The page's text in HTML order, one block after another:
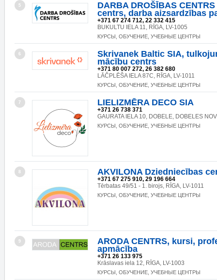
5
DARBA DROŠĪBAS
centrs, darba aizsardzības
+371 67 274 712, 22 332 415
BUKULTU IELA 11, RĪGA, LV-1005
КУРСЫ, ОБУЧЕНИЕ, УЧЕБНЫЕ ЦЕНТРЫ
6
Skrivanek Baltic SIA,
mācību centrs
+371 80 007 272, 26 382 680
LĀČPLĒŠA IELA 87C, RĪGA, LV-1011
КУРСЫ, ОБУЧЕНИЕ, УЧЕБНЫЕ ЦЕНТРЫ
7 LIELIZMĒRA DECO SIA
+371 26 738 371
GAURATA IELA 10, DOBELE, DOBELES
КУРСЫ, ОБУЧЕНИЕ, УЧЕБНЫЕ ЦЕНТРЫ
8 AKVILONA Dziedniecības
+371 67 275 910, 29 196 664
Tērbatas 49/51 - 1. birojs, RĪGA, LV-1011
КУРСЫ, ОБУЧЕНИЕ, УЧЕБНЫЕ ЦЕНТРЫ
9
ARODA CENTRS, kursi,
apmācība
+371 26 133 975
Krāslavas iela 12, RĪGA, LV-1003
КУРСЫ, ОБУЧЕНИЕ, УЧЕБНЫЕ ЦЕНТРЫ